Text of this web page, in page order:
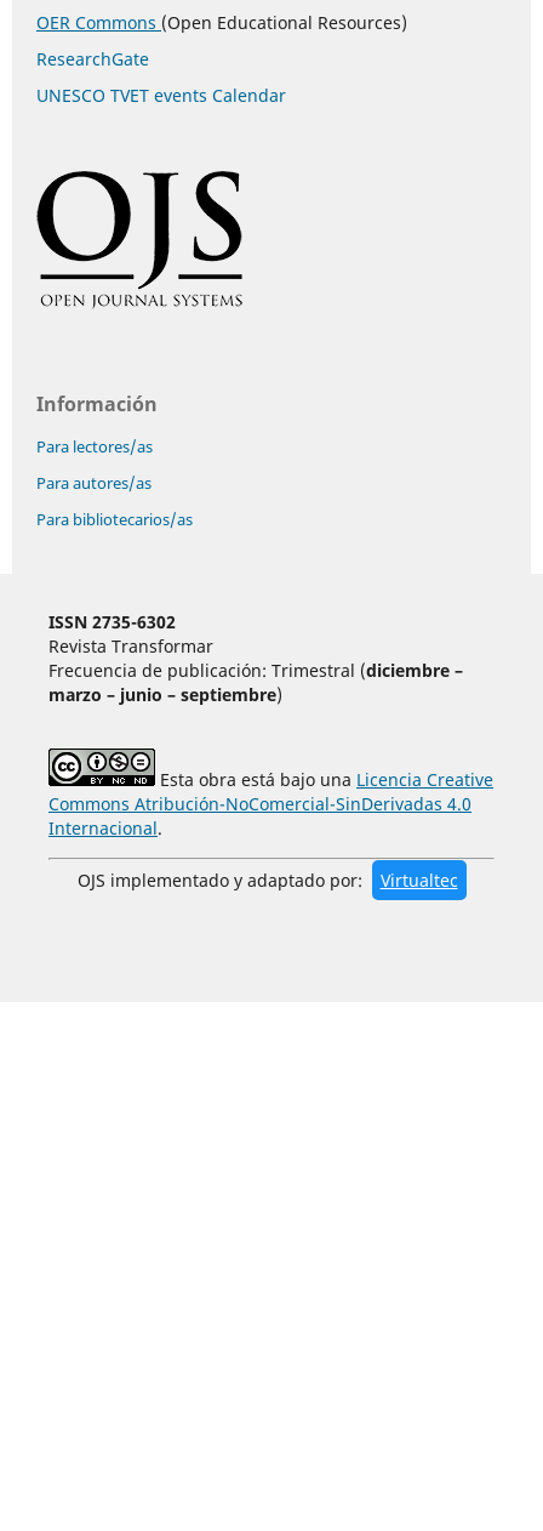
OER Commons (Open Educational Resources)
ResearchGate
UNESCO TVET events Calendar
Información
Para lectores/as
Para autores/as
Para bibliotecarios/as
ISSN 2735-6302
Revista Transformar
Frecuencia de publicación: Trimestral (diciembre –
marzo – junio – septiembre)
Esta obra está bajo una Licencia Creative
Commons Atribución-NoComercial-SinDerivadas 4.0
Internacional.
OJS implementado y adaptado por: Virtualtec